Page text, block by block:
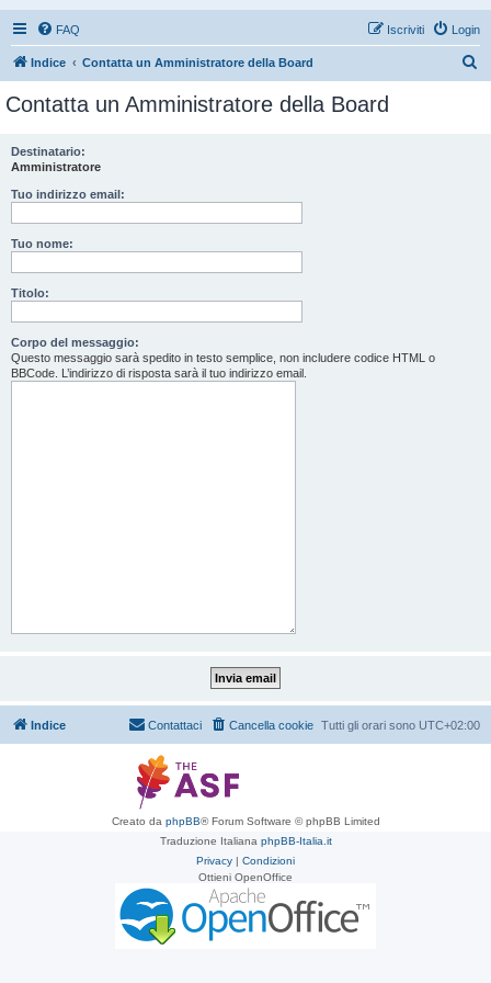
FAQ Login
Iscriviti
Indice Contatta un Amministratore della Board
Contatta un Amministratore della Board
Destinatario:
Amministratore
Tuo indirizzo email:
Tuo nome:
Titolo:
Corpo del messaggio:
Questo messaggio sarà spedito in testo semplice, non includere codice HTML o
BBCode. L’indirizzo di risposta sarà il tuo indirizzo email.
Indice Tutti gli orari sono UTC+02:00
Cancella cookie
Contattaci
Creato da phpBB® Forum Software © phpBB Limited
Traduzione Italiana phpBB-Italia.it
Privacy | Condizioni
Ottieni OpenOffice